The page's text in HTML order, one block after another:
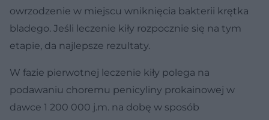
owrzodzenie w miejscu wniknięcia bakterii krętka
bladego. Jeśli leczenie kiły rozpocznie się na tym
etapie, da najlepsze rezultaty.
W fazie pierwotnej leczenie kiły polega na
podawaniu choremu penicyliny prokainowej w
dawce 1 200 000 j.m. na dobę w sposób